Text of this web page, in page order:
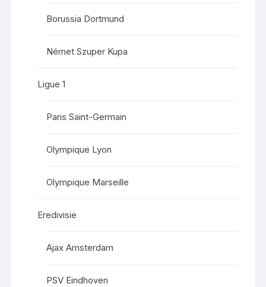
Borussia Dortmund
Német Szuper Kupa
Ligue 1
Paris Saint-Germain
Olympique Lyon
Olympique Marseille
Eredivisie
Ajax Amsterdam
PSV Eindhoven